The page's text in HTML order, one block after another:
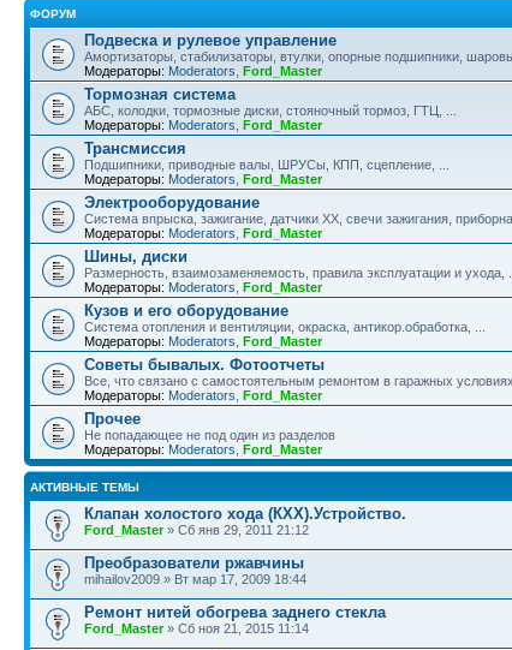
ФОРУМ
Подвеска и рулевое управление
Амортизаторы, стабилизаторы, втулки, опорные подшипники,
Модераторы: Moderators Ford_Master
Тормозная система
АБС, колодки, тормозные диски, стояночный тормоз, ГТЦ, ...
Модераторы: Moderators Ford_Master
Трансмиссия
Подшипники, приводные валы, ШРУСы, КПП, сцепление, ...
Модераторы: Moderators Ford_Master
Электрооборудование
Система впрыска, зажигание, датчики ХХ, свечи зажигания,
Модераторы: Moderators Ford_Master
Шины, диски
Размерность, взаимозаменяемость, правила эксплуатации и ухода, ...
Модераторы: Moderators Ford_Master
Кузов и его оборудование
Система отопления и вентиляции, окраска, антикор.обработка, ...
Модераторы: Moderators Ford_Master
Советы бывалых. Фотоотчеты
Все, что связано с самостоятельным ремонтом в гаражных
Модераторы: Moderators Ford_Master
Прочее
Не попадающее не под один из разделов
Модераторы: Moderators Ford_Master
АКТИВНЫЕ ТЕМЫ
Клапан холостого хода (КХХ).Устройство.
Ford_Master» Сб янв 29, 2011 21:12
Преобразователи ржавчины
mihailov2009 » Вт мар 17, 2009 18:44
Ремонт нитей обогрева заднего стекла
Ford_Master» Сб ноя 21, 2015 11:14